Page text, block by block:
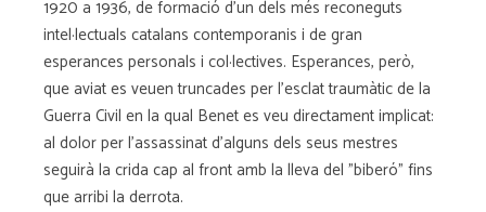
1920 a 1936, de formació d'un dels més reconeguts
intel·lectuals catalans contemporanis i de gran
esperances personals i col·lectives. Esperances, però,
que aviat es veuen truncades per l'esclat traumàtic de la
Guerra Civil en la qual Benet es veu directament implicat:
al dolor per l'assassinat d'alguns dels seus mestres
seguirà la crida cap al front amb la lleva del "biberó" fins
que arribi la derrota.